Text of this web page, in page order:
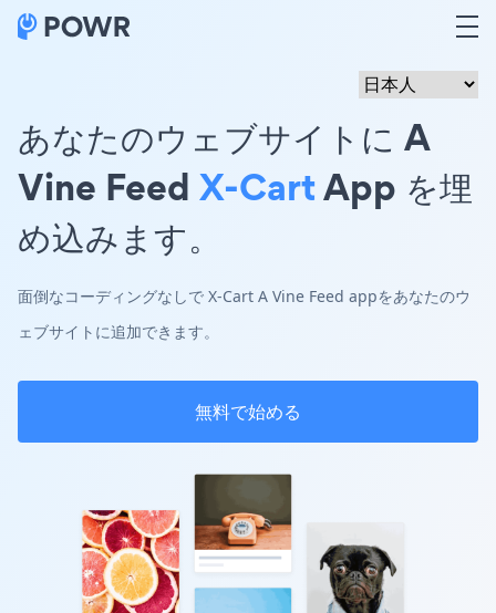
あなたのウェブサイトに A
Vine Feed X-CartApp を埋
め込みます。
面倒なコーディングなしで X-Cart A Vine Feed appをあなたのウ
ェブサイトに追加できます。
無料で始める